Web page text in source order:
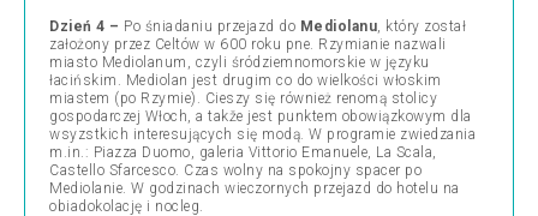
Dzień 4 – Po śniadaniu przejazd do Mediolanu, który został
założony przez Celtów w 600 roku pne. Rzymianie nazwali
miasto Mediolanum, czyli śródziemnomorskie w języku
łacińskim. Mediolan jest drugim co do wielkości włoskim
miastem (po Rzymie). Cieszy się również renomą stolicy
gospodarczej Włoch, a takže jest punktem obowiązkowym dla
wsyzstkich interesujących się modą. W programie zwiedzania
m.in.: Piazza Duomo, galeria Vittorio Emanuele, La Scala,
Castello Sfarcesco. Czas wolny na spokojny spacer po
Mediolanie. W godzinach wieczornych przejazd do hotelu na
obiadokolację i nocleg.